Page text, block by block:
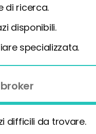
di ricerca.
disponibili.
specializzata.
difficili da trovare.